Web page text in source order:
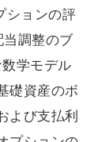
ションの評
調整のブ
学モデル
礎資産のボ
よび支払利